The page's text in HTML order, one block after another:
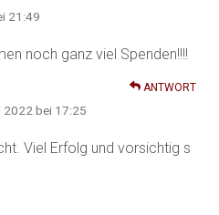
21:49
noch ganz viel Spenden!!!!
ANTWORT
2022 bei 17:25
Viel Erfolg und vorsichtig s